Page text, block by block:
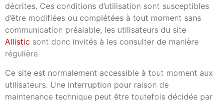
décrites. Ces conditions d’utilisation sont susceptibles
d’être modifiées ou complétées à tout moment sans
communication préalable, les utilisateurs du site
Allistic sont donc invités à les consulter de manière
régulière.
Ce site est normalement accessible à tout moment aux
utilisateurs. Une interruption pour raison de
maintenance technique peut être toutefois décidée par